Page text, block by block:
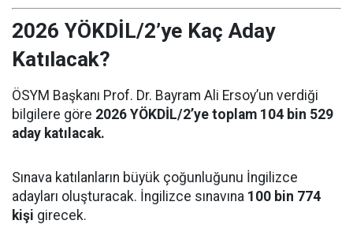
2026 YÖKDİL/2’ye Kaç Aday
Katılacak?
ÖSYM Başkanı Prof. Dr. Bayram Ali Ersoy’un verdiği
bilgilere göre 2026 YÖKDİL/2’ye toplam 104 bin 529
aday katılacak.
Sınava katılanların büyük çoğunluğunu İngilizce
adayları oluşturacak. İngilizce sınavına 100 bin 774
kişi girecek.